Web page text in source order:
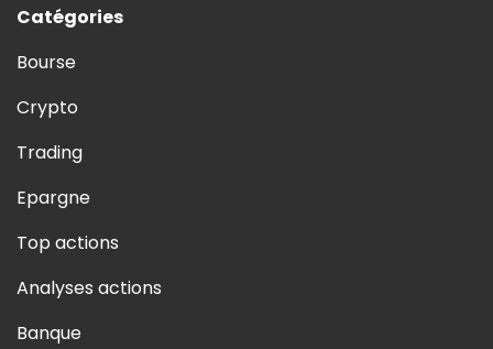
Catégories
Bourse
Crypto
Trading
Epargne
Top actions
Analyses actions
Banque